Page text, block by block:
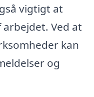
vigtigt at
Ved at
kan
og